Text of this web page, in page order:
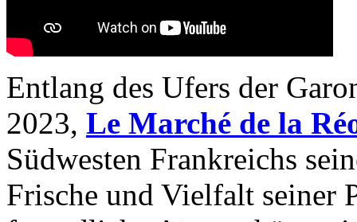
Entlang des Ufers der
2023, Le Marché de la
Südwesten Frankreichs
Frische und Vielfalt seiner